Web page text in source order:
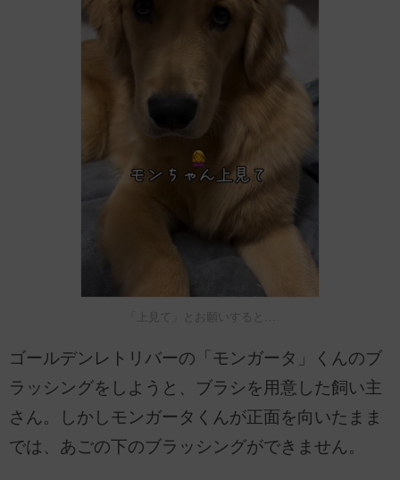
「上見て」とお願いすると…
ゴールデンレトリバーの「モンガータ」くんのブ
ラッシングをしようと、ブラシを用意した飼い主
さん。しかしモンガータくんが正面を向いたまま
では、あごの下のブラッシングができません。